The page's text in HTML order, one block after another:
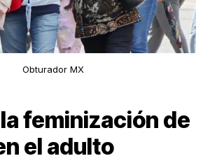
Obturador MX
feminización de
el adulto